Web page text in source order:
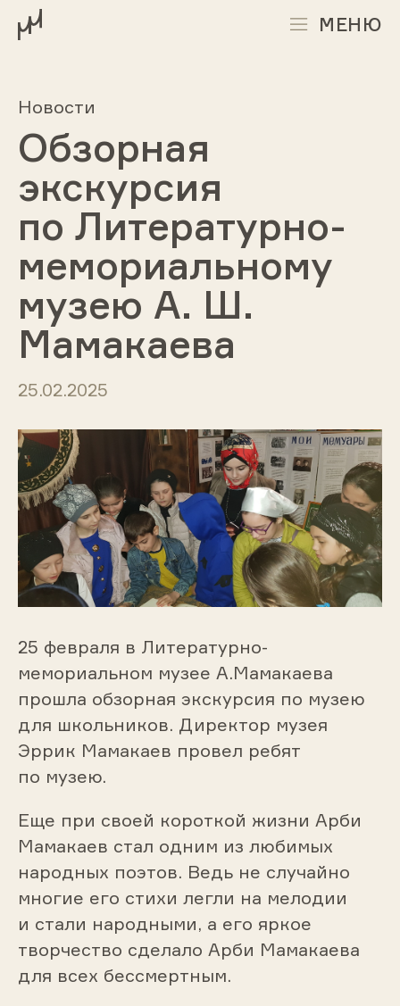
МЕНЮ
Новости
Обзорная
экскурсия
по Литературно-
мемориальному
музею А. Ш.
Мамакаева
25.02.2025
25 февраля в Литературно-
мемориальном музее А.Мамакаева
прошла обзорная экскурсия по музею
для школьников. Директор музея
Эррик Мамакаев провел ребят
по музею.
Еще при своей короткой жизни Арби
Мамакаев стал одним из любимых
народных поэтов. Ведь не случайно
многие его стихи легли на мелодии
и стали народными, а его яркое
творчество сделало Арби Мамакаева
для всех бессмертным.